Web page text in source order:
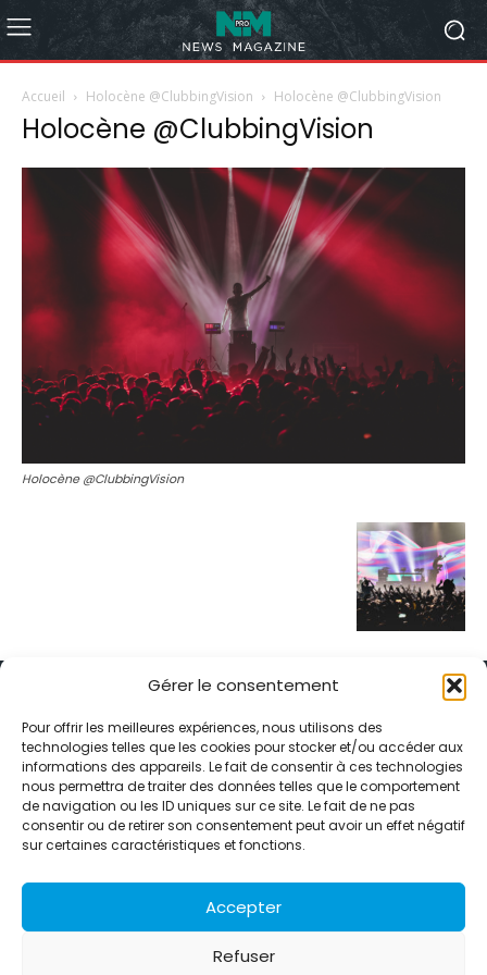
Gérer le consentement
Pour offrir les meilleures expériences, nous utilisons des
technologies telles que les cookies pour stocker et/ou accéder aux
informations des appareils. Le fait de consentir à ces technologies
nous permettra de traiter des données telles que le comportement
de navigation ou les ID uniques sur ce site. Le fait de ne pas
consentir ou de retirer son consentement peut avoir un effet négatif
sur certaines caractéristiques et fonctions.
Accepter
Refuser
Accueil Holocène @ClubbingVision Holocène @ClubbingVision
Holocène @ClubbingVision
Holocène @ClubbingVision
Alternative Média est une agence de relations presse et de
relations publiques basée à Grenoble. Depuis 1995, elle conçoit et
pilote des stratégies de visibilité en France et à l’international
grâce à un réseau d’agences partenaires.